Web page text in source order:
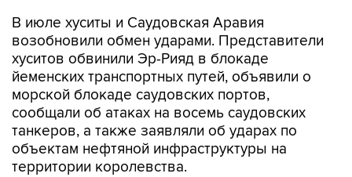
В июле хуситы и Саудовская Аравия
возобновили обмен ударами. Представители
хуситов обвинили Эр-Рияд в блокаде
йеменских транспортных путей, объявили о
морской блокаде саудовских портов,
сообщали об атаках на восемь саудовских
танкеров, а также заявляли об ударах по
объектам нефтяной инфраструктуры на
территории королевства.